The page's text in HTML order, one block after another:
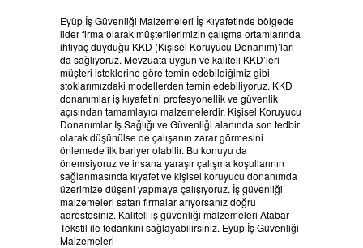
HAKKIMIZDA
BELGELERIMIZ
ÜRÜNLERİMİZ
HABERLER
REFERANSLAR
KAMPANYA
SİPARİŞ LİSTESİ
İLETİŞİM
Eyüp İş Güvenliği Malzemeleri İş Kıyafetinde bölgede
lider firma olarak müşterilerimizin çalışma ortamlarında
ihtiyaç duyduğu KKD (Kişisel Koruyucu Donanım)’ları
da sağlıyoruz. Mevzuata uygun ve kaliteli KKD’leri
müşteri isteklerine göre temin edebildiğimiz gibi
stoklarımızdaki modellerden temin edebiliyoruz. KKD
donanımlar iş kıyafetini profesyonellik ve güvenlik
açısından tamamlayıcı malzemelerdir. Kişisel Koruyucu
Donanımlar İş Sağlığı ve Güvenliği alanında son tedbir
olarak düşünülse de çalışanın zarar görmesini
önlemede ilk bariyer olabilir. Bu konuyu da
önemsiyoruz ve insana yaraşır çalışma koşullarının
sağlanmasında kıyafet ve kişisel koruyucu donanımda
üzerimize düşeni yapmaya çalışıyoruz. İş güvenliği
malzemeleri satan firmalar arıyorsanız doğru
adrestesiniz. Kaliteli iş güvenliği malzemeleri Atabar
Tekstil ile tedarikini sağlayabilirsiniz. Eyüp İş Güvenliği
Malzemeleri